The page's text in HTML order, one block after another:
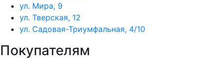
ул. Мира, 9
ул. Тверская, 12
ул. Садовая-Триумфальная, 4/10
Покупателям